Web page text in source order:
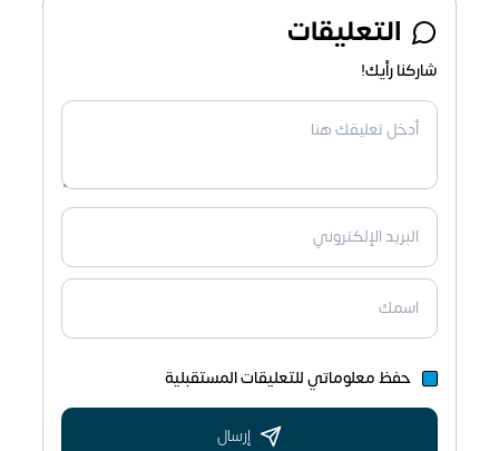
التعليقات
شاركنا رأيك!
حفظ معلوماتي للتعليقات المستقبلية
إرسال